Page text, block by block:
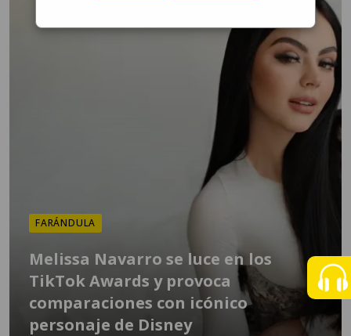
FARÁNDULA
Melissa Navarro se luce en los
TikTok Awards y provoca
comparaciones con icónico
personaje de Disney